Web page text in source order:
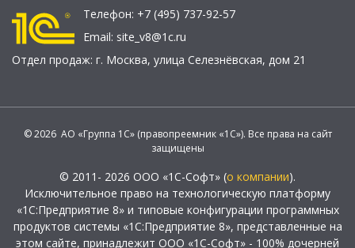
Телефон: +7 (495) 737-92-57
Email: site_v8@1c.ru
Отдел продаж: г. Москва, улица Селезнёвская, дом 21
© 2026 АО «Группа 1С» (правопреемник «1С»). Все права на сайт
защищены
© 2011- 2026 ООО «1С-Софт» (о компании).
Исключительное право на технологическую платформу
«1С:Предприятие 8» и типовые конфигурации программных
продуктов системы «1С:Предприятие 8», представленные на
этом сайте, принадлежит ООО «1С-Софт» - 100% дочерней